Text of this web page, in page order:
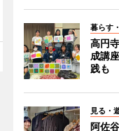
暮らす
高円
成講
践も
見る・
阿佐